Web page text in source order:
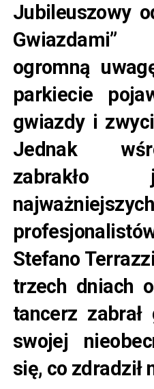
Jubileuszowy
ogromną
parkiecie
gwiazdy i
Jednak
zabrakło
najważniejszych
Stefano
trzech dniach
tancerz
swojej
się, co zdradził